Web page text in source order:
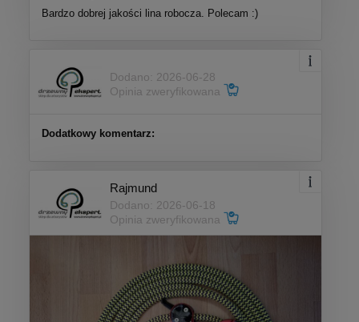
Bardzo dobrej jakości lina robocza. Polecam :)
Dodano: 2026-06-28
Opinia zweryfikowana
Dodatkowy komentarz:
Rajmund
Dodano: 2026-06-18
Opinia zweryfikowana